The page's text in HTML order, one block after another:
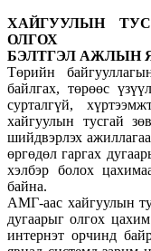
ХАЙГУУЛЫН
ОЛГОХ
БЭЛТГЭЛ АЖЛЫН
Төрийн
байлгах, төрөөс
сурталгүй,
хайгуулын тусгай
шийдвэрлэх
өргөдөл гаргах
хэлбэр болох
байна.
АМГ-аас хайгуулын
дугаарыг олгох
интернэт орчинд